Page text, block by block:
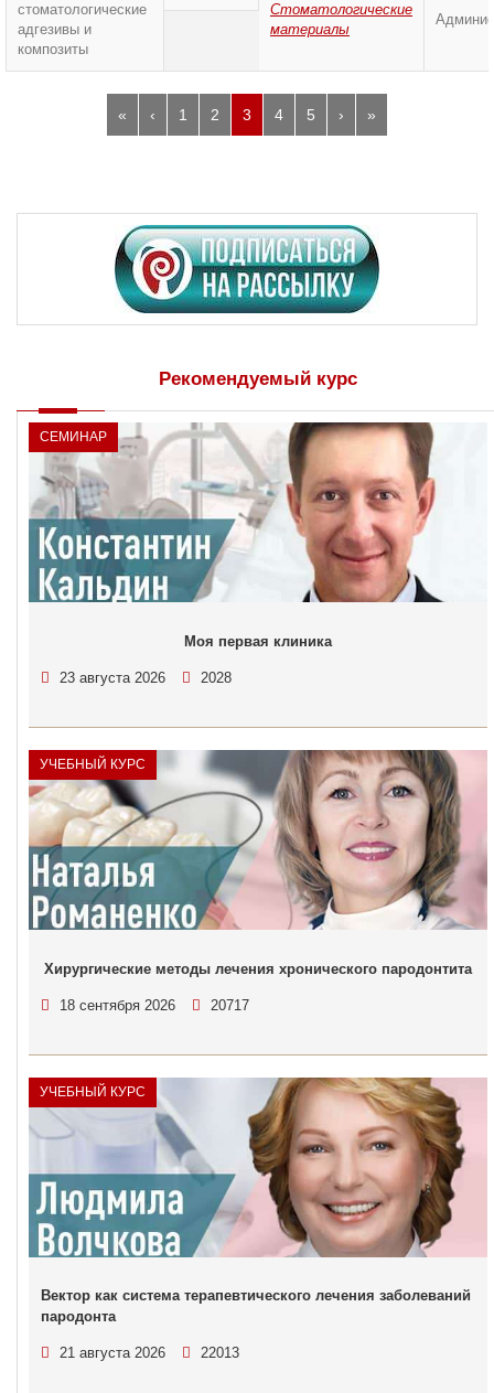
стоматологические
адгезивы и
композиты
Стоматологические
материалы
« ‹ 1 2 3 4 5 › »
Рекомендуемый курс
СЕМИНАР
Моя первая клиника
23 августа 2026 2028
УЧЕБНЫЙ КУРС
Хирургические методы лечения хронического пародонтита
18 сентября 2026 20717
УЧЕБНЫЙ КУРС
Вектор как система терапевтического лечения заболеваний
пародонта
21 августа 2026 22013